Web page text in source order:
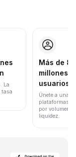
La
tasa
Más de 86
millones
usuarios
Únete a una
plataformas
por volumen
liquidez.